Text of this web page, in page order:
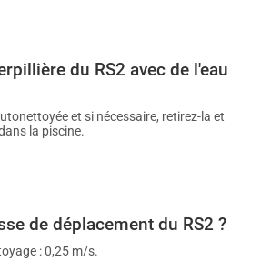
du RS2 avec de l'eau
et si nécessaire, retirez-la et
la piscine.
de déplacement du RS2 ?
: 0,25 m/s.